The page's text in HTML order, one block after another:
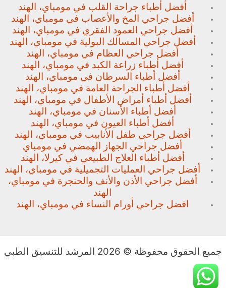
أفضل أطباء جراحة القلب في مومباي، الهند
أفضل جراحي المخ والأعصاب في مومباي، الهند
أفضل جراحي العمود الفقري في مومباي، الهند
أفضل جراحي المسالك البولية في مومباي، الهند
أفضل جراحي العظام في مومباي، الهند
أفضل أطباء زراعة الكبد في مومباي، الهند
أفضل أطباء السرطان في مومباي، الهند
أفضل أطباء الجراحة العامة في مومباي، الهند
أفضل أطباء أمراض الأطفال في مومباي، الهند
أفضل أطباء الأسنان في مومباي، الهند
أفضل أطباء العيون في مومباي، الهند
أفضل جراحي طفل الأنابيب في مومباي، الهند
أفضل جراحي الجهاز الهمضي في مومباي
أفضل أطباء العلاج الطبيعي في كيرلا، الهند
أفضل جراحي العمليات التجميلية في مومباي، الهند
أفضل جراحي الأذن والأنف والحنجرة في مومباي،
الهند
افضل جراحي أورام النساء في مومباي، الهند
جميع الحقوق محفوظة © 2026 المرشد للتنسيق الطبي